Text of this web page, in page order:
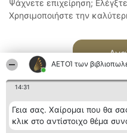
ΑΕΤΟΊ των
14:31
Γεια σας. Χαίρομαι που θα
κλικ στο αντίστοιχο θέμα
Ψάχνετε επιχείρηση;
Χρησιμοποιήστε την